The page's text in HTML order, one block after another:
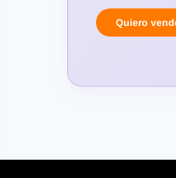
Quiero